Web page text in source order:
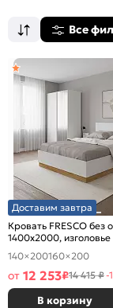
Все
Доставим завтра
Кровать FRESCO без
1400x2000,
140×200160×200
от 12 253₽14 415 ₽-
В корзину